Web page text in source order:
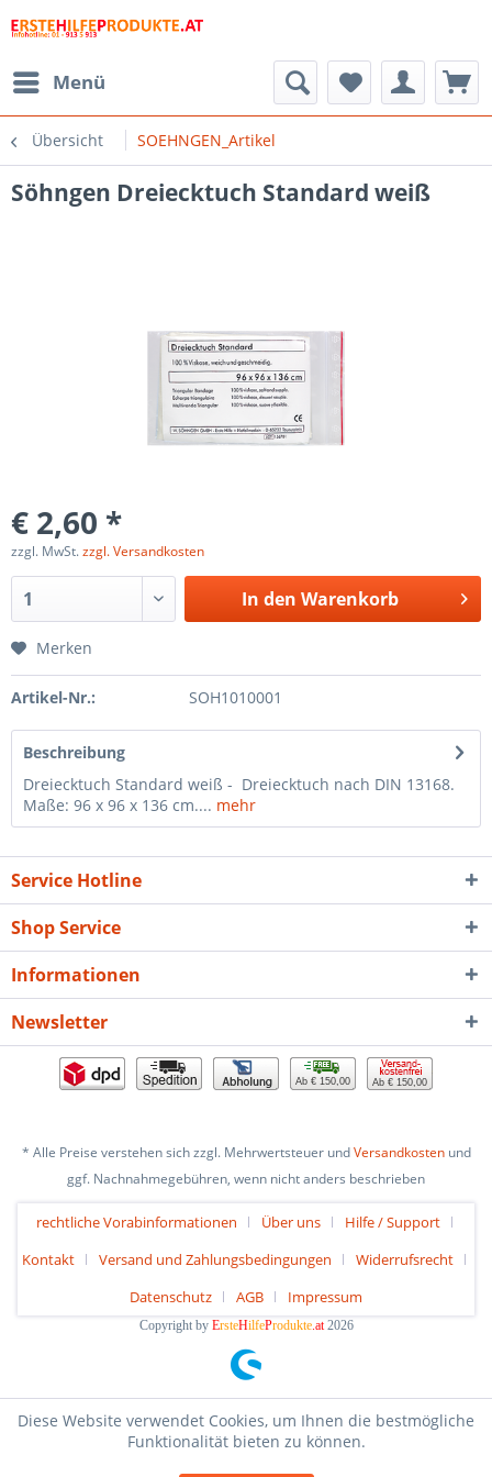
Menü
Übersicht SOEHNGEN_Artikel
Söhngen Dreiecktuch Standard weiß
€ 2,60 *
zzgl. MwSt.zzgl. Versandkosten
In den Warenkorb
Merken
Artikel-Nr.: SOH1010001
Beschreibung
Dreiecktuch Standard weiß - Dreiecktuch nach DIN 13168.
Maße: 96 x 96 x 136 cm.... mehr
Service Hotline
Shop Service
Informationen
Newsletter
Ab € 150,00 Ab € 150,00
* Alle Preise verstehen sich zzgl. Mehrwertsteuer undVersandkostenund
ggf. Nachnahmegebühren, wenn nicht anders beschrieben
rechtliche Vorabinformationen Über uns
Hilfe / Support
Kontakt
Versand und Zahlungsbedingungen
Widerrufsrecht
Datenschutz
AGB Impressum
Copyright by ErsteHilfeProdukte.at2026
Diese Website verwendet Cookies, um Ihnen die bestmögliche
Funktionalität bieten zu können.